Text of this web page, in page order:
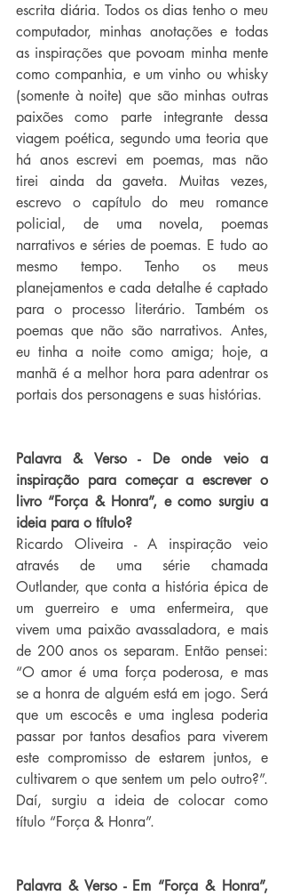
escrita diária. Todos os dias tenho o meu
computador, minhas anotações e todas
as inspirações que povoam minha mente
como companhia, e um vinho ou whisky
(somente à noite) que são minhas outras
paixões como parte integrante dessa
viagem poética, segundo uma teoria que
há anos escrevi em poemas, mas não
tirei ainda da gaveta. Muitas vezes,
escrevo o capítulo do meu romance
policial, de uma novela, poemas
narrativos e séries de poemas. E tudo ao
mesmo tempo. Tenho os meus
planejamentos e cada detalhe é captado
para o processo literário. Também os
poemas que não são narrativos. Antes,
eu tinha a noite como amiga; hoje, a
manhã é a melhor hora para adentrar os
portais dos personagens e suas histórias.
Palavra & Verso - De onde veio a
inspiração para começar a escrever o
livro “Força & Honra”, e como surgiu a
ideia para o título?
Ricardo Oliveira - A inspiração veio
através de uma série chamada
Outlander, que conta a história épica de
um guerreiro e uma enfermeira, que
vivem uma paixão avassaladora, e mais
de 200 anos os separam. Então pensei:
“O amor é uma força poderosa, e mas
se a honra de alguém está em jogo. Será
que um escocês e uma inglesa poderia
passar por tantos desafios para viverem
este compromisso de estarem juntos, e
cultivarem o que sentem um pelo outro?”.
Daí, surgiu a ideia de colocar como
título “Força & Honra”.
Palavra & Verso - Em “Força & Honra”,